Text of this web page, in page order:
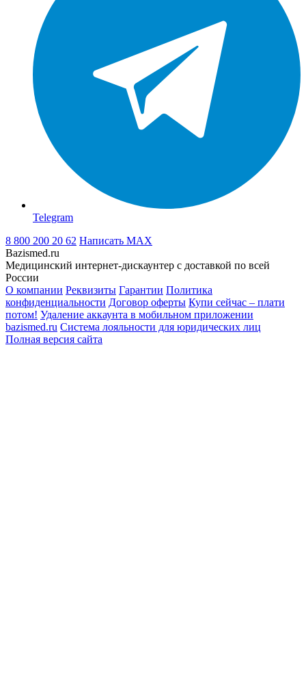
Telegram
8 800 200 20 62 Написать MAX
Bazismed.ru
Медицинский интернет-дискаунтер с доставкой по всей
России
О компании Реквизиты Гарантии Политика
конфиденциальности Договор оферты Купи сейчас – плати
потом! Удаление аккаунта в мобильном приложении
bazismed.ru Система лояльности для юридических лиц
Полная версия сайта